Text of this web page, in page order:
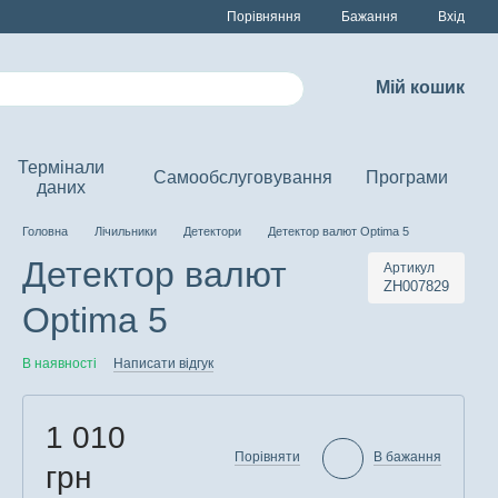
Порівняння Бажання Вхід
Мій кошик
Термінали
даних
Самообслуговування Програми
Головна Лічильники Детектори Детектор валют Optima 5
Детектор валют
Optima 5
Артикул
ZH007829
В наявності Написати відгук
1 010
грн
Порівняти В бажання